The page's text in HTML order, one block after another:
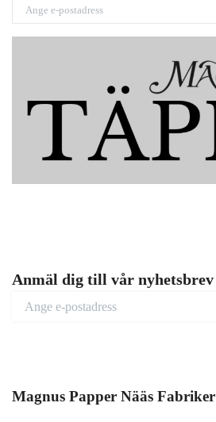
Anmäl dig till vår nyhetsbrev
Magnus Papper Nääs Fabriker